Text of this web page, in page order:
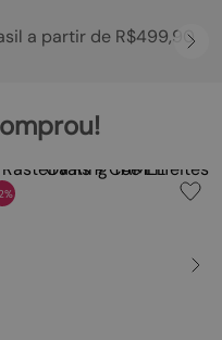
a partir de R$499,90